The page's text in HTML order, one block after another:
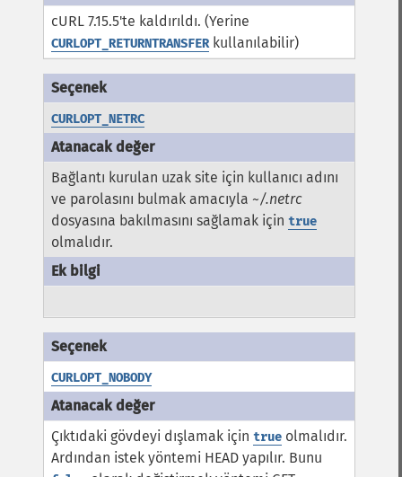
cURL 7.15.5'te kaldırıldı. (Yerine
CURLOPT_RETURNTRANSFERkullanılabilir)
CURLOPT_NETRC
Bağlantı kurulan uzak site için kullanıcı adını
ve parolasını bulmak amacıyla ~/.netrc
dosyasına bakılmasını sağlamak için true
olmalıdır.
CURLOPT_NOBODY
Çıktıdaki gövdeyi dışlamak için true olmalıdır.
Ardından istek yöntemi HEAD yapılır. Bunu